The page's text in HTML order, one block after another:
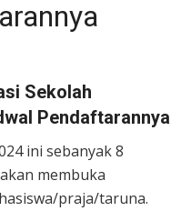
Sekolah
Pendaftarannya
ini sebanyak 8
membuka
praja/taruna.